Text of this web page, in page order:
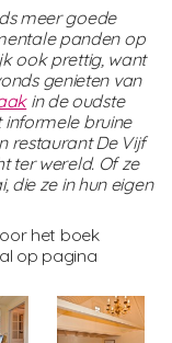
meer goede
panden op
ook prettig, want
genieten van
in de oudste
bruine
restaurant De Vijf
ter wereld. Of ze
die ze in hun eigen
het boek
op pagina